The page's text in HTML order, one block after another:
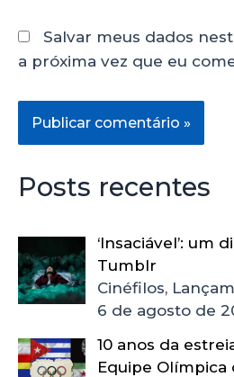
Salvar meus dados
a próxima vez que eu
Posts recentes
‘Insaciável’: um
Tumblr
Cinéfilos,
6 de agosto de
10 anos da
Equipe Olímpica